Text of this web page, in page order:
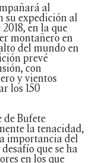
al
su expedición al
en la que
montañero en
del mundo en
prevé
con
y vientos
los 150
Bufete
la tenacidad,
importancia del
que se ha
en los que